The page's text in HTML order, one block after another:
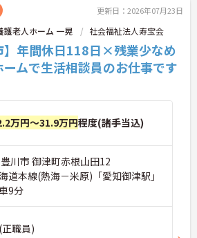
や資格を活かしながら長く
です。
詳細の情報や面接のポイン
気軽にお問い合わせくださ
更新日：2026年07月23日
護老人ホーム 一晃 社会福祉法人寿宝会
】年間休日118日×残業少なめ
ムで生活相談員のお仕事です
万円～31.9万円程度(諸手当込)
川市 御津町赤根山田12
道本線(熱海－米原)「愛知御津駅」
9分
職員)